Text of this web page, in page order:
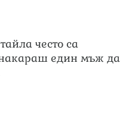
често са
накараш един мъж да